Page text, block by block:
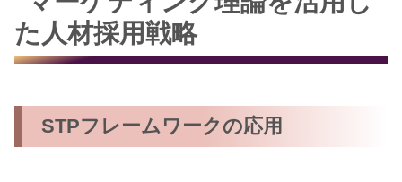
た人材採用戦略
STPフレームワークの応用